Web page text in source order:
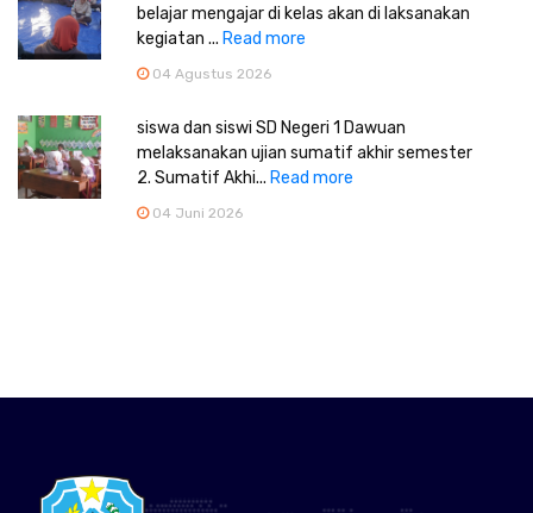
belajar mengajar di kelas akan di laksanakan
kegiatan ... Read more
04 Agustus 2026
siswa dan siswi SD Negeri 1 Dawuan
melaksanakan ujian sumatif akhir semester
2. Sumatif Akhi... Read more
04 Juni 2026